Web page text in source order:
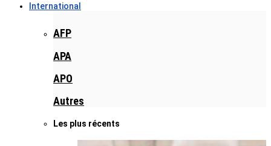
International
AFP
APA
APO
Autres
Les plus récents